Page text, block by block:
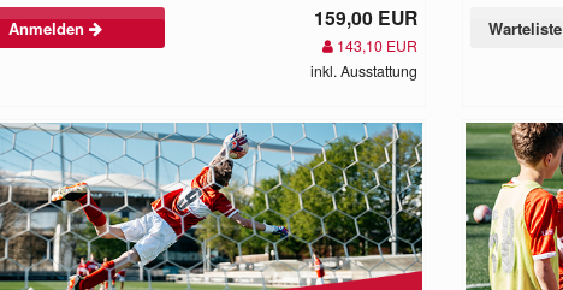
Anmelden 159,00 EUR
143,10 EUR
inkl. Ausstattung
Warteliste